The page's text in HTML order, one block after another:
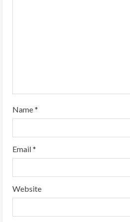
Name*
Email*
Website